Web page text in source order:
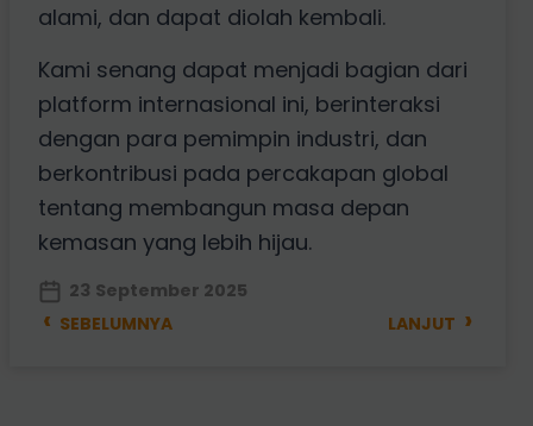
alami, dan dapat diolah kembali.
Kami senang dapat menjadi bagian dari
platform internasional ini, berinteraksi
dengan para pemimpin industri, dan
berkontribusi pada percakapan global
tentang membangun masa depan
kemasan yang lebih hijau.
23 September 2025
‹ SEBELUMNYA LANJUT ›